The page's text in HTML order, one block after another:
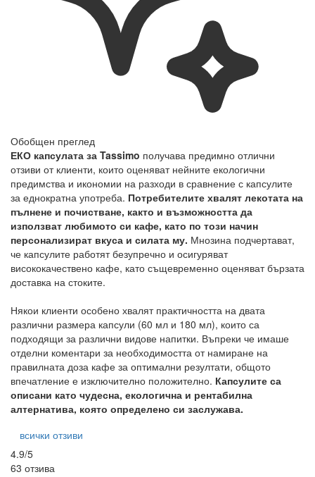
Обобщен преглед
ЕКО капсулата за Tassimo получава предимно отлични
отзиви от клиенти, които оценяват нейните екологични
предимства и икономии на разходи в сравнение с капсулите
за еднократна употреба. Потребителите хвалят лекотата на
пълнене и почистване, както и възможността да
използват любимото си кафе, като по този начин
персонализират вкуса и силата му. Мнозина подчертават,
че капсулите работят безупречно и осигуряват
висококачествено кафе, като същевременно оценяват бързата
доставка на стоките.
Някои клиенти особено хвалят практичността на двата
различни размера капсули (60 мл и 180 мл), които са
подходящи за различни видове напитки. Въпреки че имаше
отделни коментари за необходимостта от намиране на
правилната доза кафе за оптимални резултати, общото
впечатление е изключително положително. Капсулите са
описани като чудесна, екологична и рентабилна
алтернатива, която определено си заслужава.
всички отзиви
4.9/5
63 отзива